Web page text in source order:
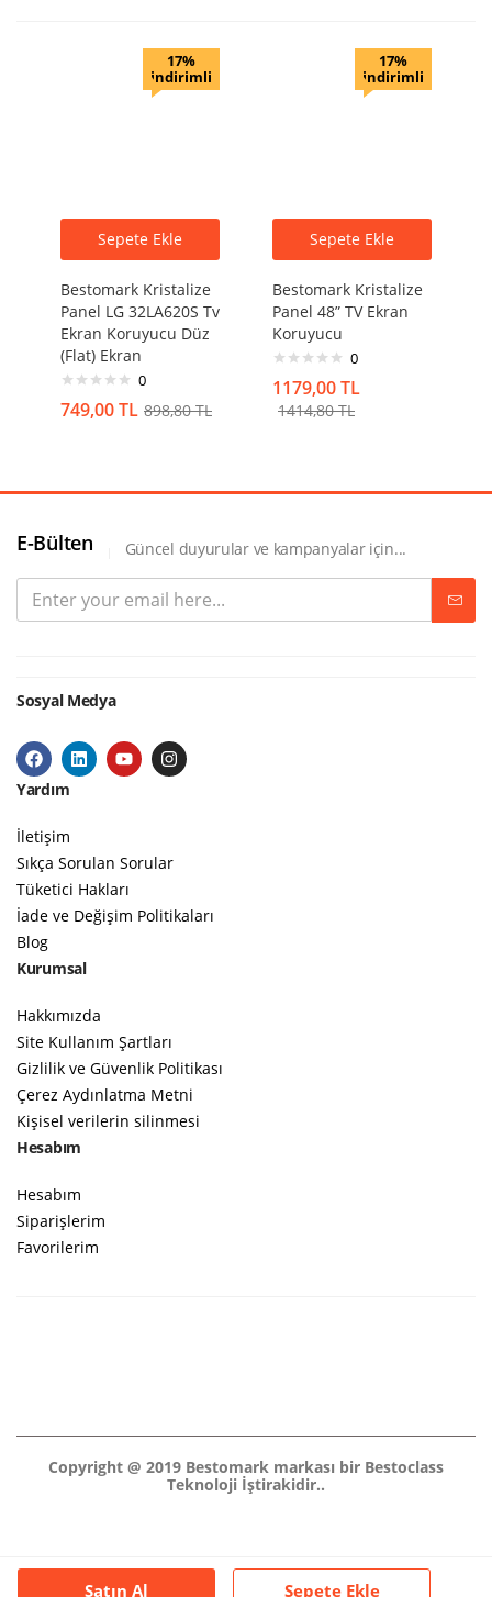
Satın Al Sepete Ekle
17%
indirimli
Sepete Ekle
Bestomark Kristalize
Panel LG 32LA620S Tv
Ekran Koruyucu Düz
(Flat) Ekran
0
749,00TL 898,80TL
17%
indirimli
Sepete Ekle
Bestomark Kristalize
Panel 48” TV Ekran
Koruyucu
0
1179,00TL
1414,80TL
E-Bülten Güncel duyurular ve kampanyalar için...
Sosyal Medya
Yardım
İletişim
Sıkça Sorulan Sorular
Tüketici Hakları
İade ve Değişim Politikaları
Blog
Kurumsal
Hakkımızda
Site Kullanım Şartları
Gizlilik ve Güvenlik Politikası
Çerez Aydınlatma Metni
Kişisel verilerin silinmesi
Hesabım
Hesabım
Siparişlerim
Favorilerim
Copyright @ 2019 Bestomark markası bir Bestoclass
Teknoloji İştirakidir..